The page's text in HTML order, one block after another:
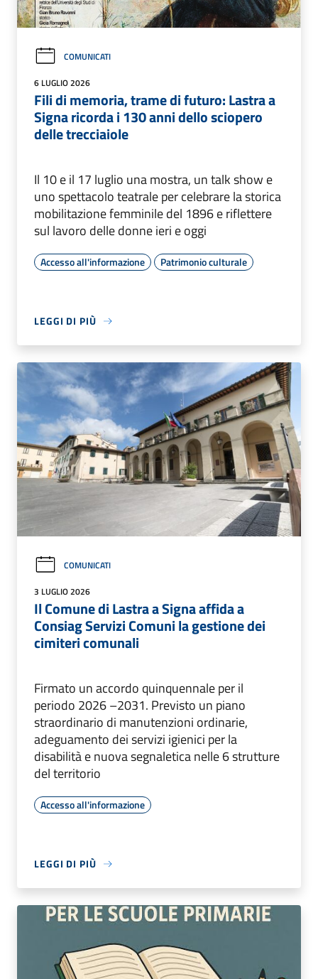
COMUNICATI
6 LUGLIO 2026
Fili di memoria, trame di futuro: Lastra a
Signa ricorda i 130 anni dello sciopero
delle trecciaiole
Il 10 e il 17 luglio una mostra, un talk show e
uno spettacolo teatrale per celebrare la storica
mobilitazione femminile del 1896 e riflettere
sul lavoro delle donne ieri e oggi
Accesso all'informazione Patrimonio culturale
LEGGI DI PIÙ
COMUNICATI
3 LUGLIO 2026
Il Comune di Lastra a Signa affida a
Consiag Servizi Comuni la gestione dei
cimiteri comunali
Firmato un accordo quinquennale per il
periodo 2026 –2031. Previsto un piano
straordinario di manutenzioni ordinarie,
adeguamento dei servizi igienici per la
disabilità e nuova segnaletica nelle 6 strutture
del territorio
Accesso all'informazione
LEGGI DI PIÙ